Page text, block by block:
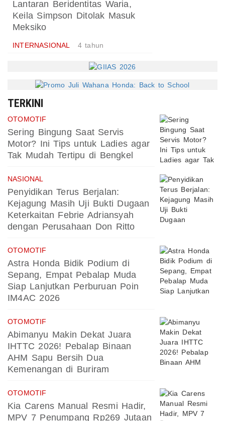
Lantaran Beridentitas Waria,
Keila Simpson Ditolak Masuk
Meksiko
INTERNASIONAL 4 tahun
TERKINI
OTOMOTIF
Sering Bingung Saat Servis
Motor? Ini Tips untuk Ladies agar
Tak Mudah Tertipu di Bengkel
NASIONAL
Penyidikan Terus Berjalan:
Kejagung Masih Uji Bukti Dugaan
Keterkaitan Febrie Adriansyah
dengan Perusahaan Don Ritto
OTOMOTIF
Astra Honda Bidik Podium di
Sepang, Empat Pebalap Muda
Siap Lanjutkan Perburuan Poin
IM4AC 2026
OTOMOTIF
Abimanyu Makin Dekat Juara
IHTTC 2026! Pebalap Binaan
AHM Sapu Bersih Dua
Kemenangan di Buriram
OTOMOTIF
Kia Carens Manual Resmi Hadir,
MPV 7 Penumpang Rp269 Jutaan